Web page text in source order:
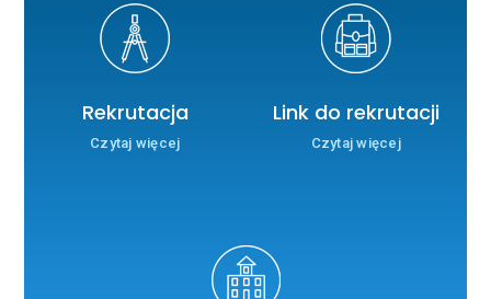
Rekrutacja
Czytaj więcej
Link do rekrutacji
Czytaj więcej